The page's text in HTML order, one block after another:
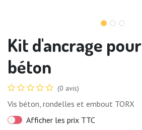
Kit d'ancrage
béton
(0 avis)
Vis béton, rondelles et embout TORX
Afficher les prix TTC